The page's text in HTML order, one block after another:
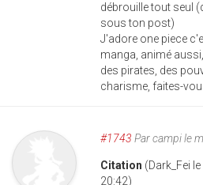
débrouille tout seul
sous ton post)
J'adore one piece
manga, animé
des pirates, des
charisme, faites-
#1743 Parcampile
Citation (Dark_Fei
20:42)